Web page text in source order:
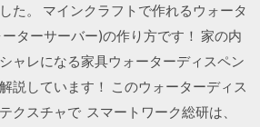
た。 マインクラフトで作れるウォータ
ターサーバー)の作り方です！ 家の内
ャレになる家具ウォーターディスペン
説しています！ このウォーターディス
クスチャで スマートワーク総研は、